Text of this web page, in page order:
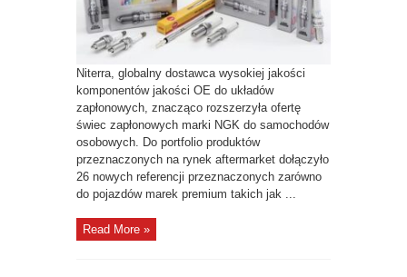
NOWYCH
REFERENCJI
DO
SAMOCHODÓW
SPALINOWYCH
OD
PORSCHE
PO
Niterra, globalny dostawca wysokiej jakości
komponentów jakości OE do układów
zapłonowych, znacząco rozszerzyła ofertę
świec zapłonowych marki NGK do samochodów
osobowych. Do portfolio produktów
przeznaczonych na rynek aftermarket dołączyło
26 nowych referencji przeznaczonych zarówno
do pojazdów marek premium takich jak ...
Read More »